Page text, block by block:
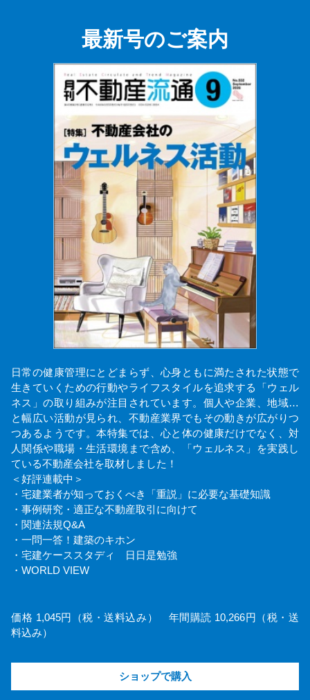
最新号のご案内
日常の健康管理にとどまらず、心身ともに満たされた状態で
生きていくための行動やライフスタイルを追求する「ウェル
ネス」の取り組みが注目されています。個人や企業、地域…
と幅広い活動が見られ、不動産業界でもその動きが広がりつ
つあるようです。本特集では、心と体の健康だけでなく、対
人関係や職場・生活環境まで含め、「ウェルネス」を実践し
ている不動産会社を取材しました！
＜好評連載中＞
・宅建業者が知っておくべき「重説」に必要な基礎知識
・事例研究・適正な不動産取引に向けて
・関連法規Q&A
・一問一答！建築のキホン
・宅建ケーススタディ 日日是勉強
・WORLD VIEW
価格 1,045円（税・送料込み） 年間購読 10,266円（税・送
料込み）
ショップで購入